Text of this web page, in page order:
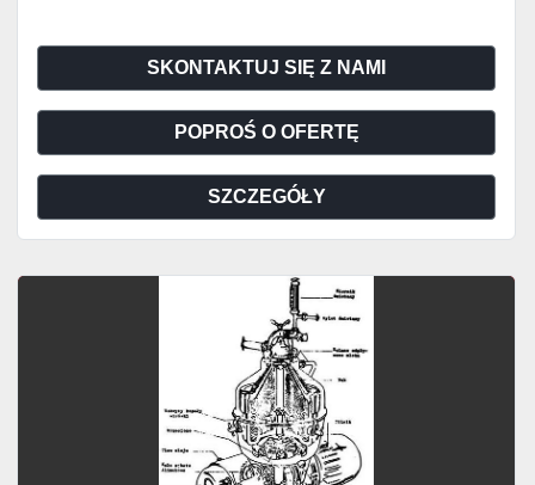
SKONTAKTUJ SIĘ Z NAMI
POPROŚ O OFERTĘ
SZCZEGÓŁY